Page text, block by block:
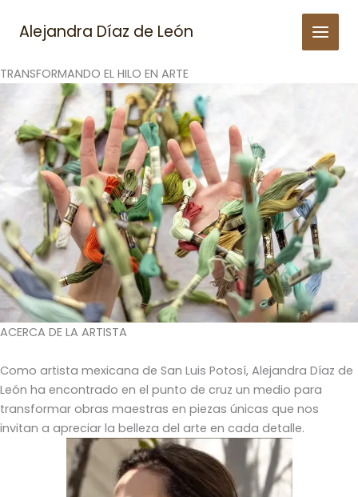
Alejandra Díaz de León
TRANSFORMANDO EL HILO EN ARTE
ACERCA DE LA ARTISTA
Como artista mexicana de San Luis Potosí, Alejandra Díaz de
León ha encontrado en el punto de cruz un medio para
transformar obras maestras en piezas únicas que nos
invitan a apreciar la belleza del arte en cada detalle.